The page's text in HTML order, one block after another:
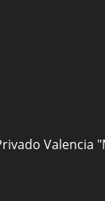
Valencia